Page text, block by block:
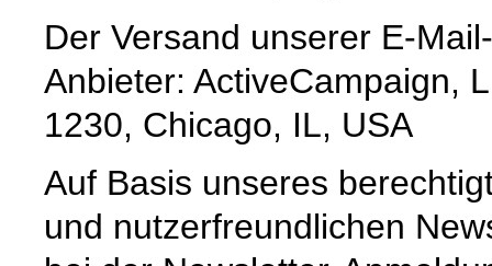
Der Versand unserer E-
Anbieter: ActiveCampaign,
1230, Chicago, IL, USA
Auf Basis unseres
und nutzerfreundlichen